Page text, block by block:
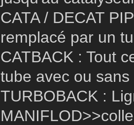
CATA / DECAT
remplacé par un
CATBACK : Tout
tube avec ou
TURBOBACK :